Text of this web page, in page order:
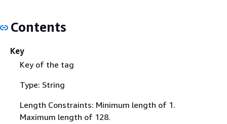
Contents
Key
Key of the tag
Type: String
Length Constraints: Minimum length of 1.
Maximum length of 128.